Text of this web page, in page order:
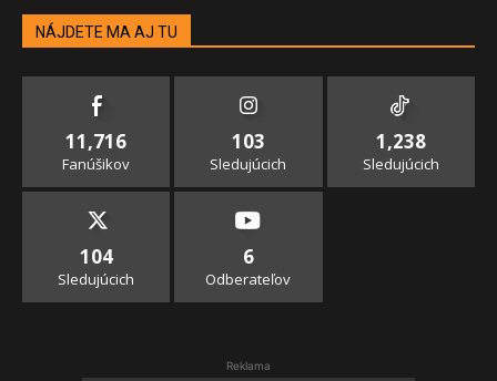
NÁJDETE MA AJ TU
11,716
Fanúšikov
103
Sledujúcich
1,238
Sledujúcich
104
Sledujúcich
6
Odberateľov
Reklama